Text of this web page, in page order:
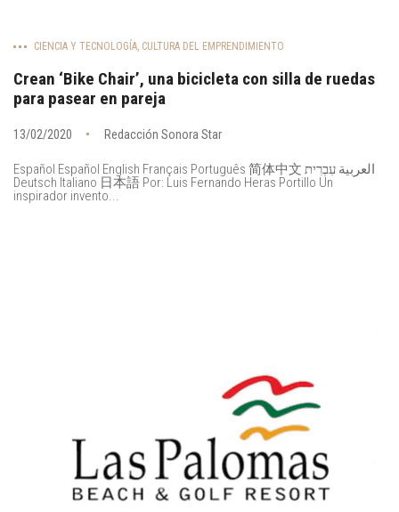
CIENCIA Y TECNOLOGÍA, CULTURA DEL EMPRENDIMIENTO
Crean ‘Bike Chair’, una bicicleta con silla de ruedas
para pasear en pareja
13/02/2020 Redacción Sonora Star
Español Español English Français Português 简体中文 العربية עִבְרִית
Deutsch Italiano 日本語 Por: Luis Fernando Heras Portillo Un
inspirador invento...